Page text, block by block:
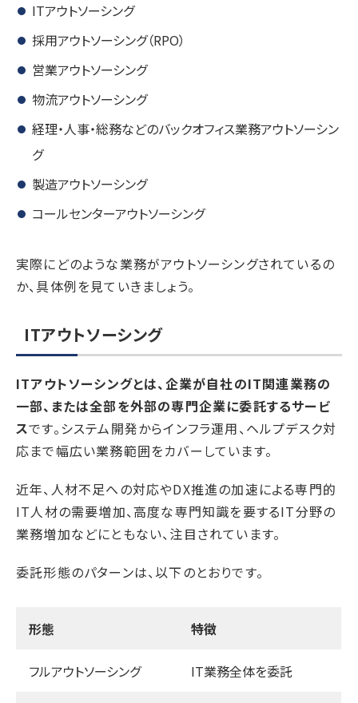
ITアウトソーシング
採用アウトソーシング（RPO）
営業アウトソーシング
物流アウトソーシング
経理・人事・総務などのバックオフィス業務アウトソーシン
グ
製造アウトソーシング
コールセンターアウトソーシング
実際にどのような業務がアウトソーシングされているの
か、具体例を見ていきましょう。
ITアウトソーシング
ITアウトソーシングとは、企業が自社のIT関連業務の
一部、または全部を外部の専門企業に委託するサービ
スです。システム開発からインフラ運用、ヘルプデスク対
応まで幅広い業務範囲をカバーしています。
近年、人材不足への対応やDX推進の加速による専門的
IT人材の需要増加、高度な専門知識を要するIT分野の
業務増加などにともない、注目されています。
委託形態のパターンは、以下のとおりです。
形態 特徴
フルアウトソーシング IT業務全体を委託